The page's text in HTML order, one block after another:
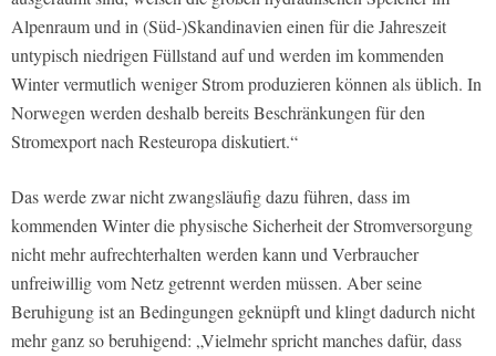
Alpenraum und in (Süd-)Skandinavien einen für die Jahreszeit
untypisch niedrigen Füllstand auf und werden im kommenden
Winter vermutlich weniger Strom produzieren können als üblich. In
Norwegen werden deshalb bereits Beschränkungen für den
Stromexport nach Resteuropa diskutiert.“
Das werde zwar nicht zwangsläufig dazu führen, dass im
kommenden Winter die physische Sicherheit der Stromversorgung
nicht mehr aufrechterhalten werden kann und Verbraucher
unfreiwillig vom Netz getrennt werden müssen. Aber seine
Beruhigung ist an Bedingungen geknüpft und klingt dadurch nicht
mehr ganz so beruhigend: „Vielmehr spricht manches dafür, dass